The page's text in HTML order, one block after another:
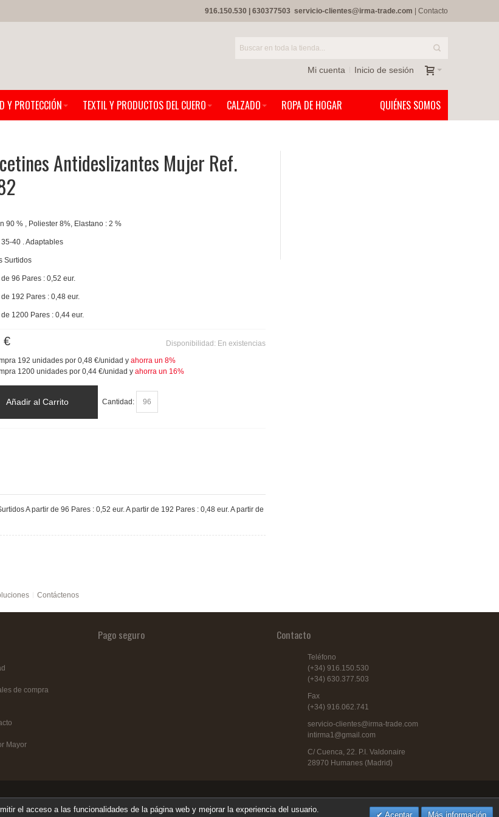
916.150.530 630377503 servicio-clientes@irma-trade.com Contacto
Mi cuenta Inicio de sesión
Y PROTECCIÓN TEXTIL Y PRODUCTOS DEL CUERO CALZADO ROPA DE HOGAR QUIÉNES SOMOS
Antideslizantes Mujer Ref.
90 % , Poliester 8%, Elastano : 2 %
35-40 . Adaptables
Surtidos
96 Pares : 0,52 eur.
192 Pares : 0,48 eur.
1200 Pares : 0,44 eur.
Disponibilidad: En existencias
€
192 unidades por 0,48 €/unidad y ahorra un 8%
1200 unidades por 0,44 €/unidad y ahorra un 16%
Cantidad:
Añadir al Carrito
A partir de 96 Pares : 0,52 eur. A partir de 192 Pares : 0,48 eur. A partir de
Contáctenos
de compra
Mayor
Pago seguro Contacto
Teléfono
(+34) 916.150.530
(+34) 630.377.503
Fax
(+34) 916.062.741
servicio-clientes@irma-trade.com
intirma1@gmail.com
C/ Cuenca, 22. P.I. Valdonaire
28970 Humanes (Madrid)
el acceso a las funcionalidades de la página web y mejorar la experiencia del usuario.
Aceptar Más información